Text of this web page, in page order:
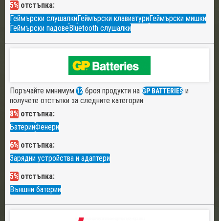
5% отстъпка:
Геймърски слушалкиГеймърски клавиатуриГеймърски мишки
Геймърски падове Bluetooth слушалки
Поръчайте минимум 12 броя продукти на GP BATTERIES и
получете отстъпки за следните категории:
8% отстъпка:
БатерииФенери
6% отстъпка:
Зарядни устройства и адаптери
5% отстъпка:
Външни батерии